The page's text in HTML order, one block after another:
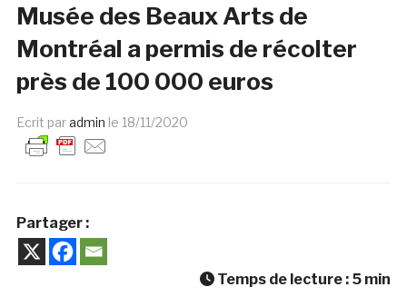
Musée des Beaux Arts de
Montréal a permis de récolter
près de 100 000 euros
Ecrit paradmin le 18/11/2020
Partager :
Temps de lecture : 5 min